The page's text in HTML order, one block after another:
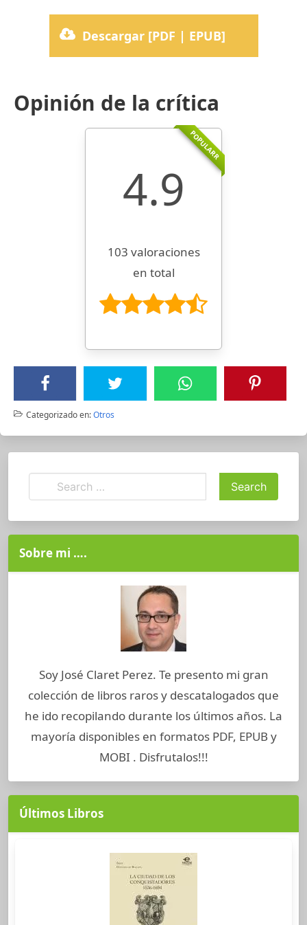
Descargar [PDF | EPUB]
Opinión de la crítica
POPULARR
4.9
103 valoraciones
en total
Categorizado en:Otros
Sobre mi ….
Soy José Claret Perez. Te presento mi gran
colección de libros raros y descatalogados que
he ido recopilando durante los últimos años. La
mayoría disponibles en formatos PDF, EPUB y
MOBI . Disfrutalos!!!
Últimos Libros